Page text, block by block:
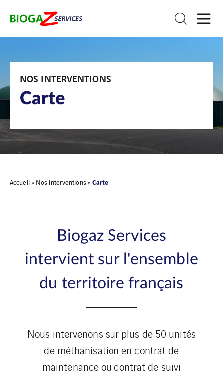
NOS INTERVENTIONS
Carte
Accueil» Nos interventions»Carte
Biogaz Services
intervient sur l'ensemble
du territoire français
Nous intervenons sur plus de 50 unités
de méthanisation en contrat de
maintenance ou contrat de suivi